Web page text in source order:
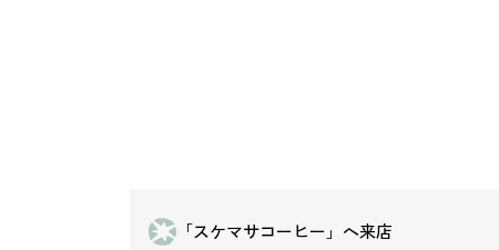
「スケマサコーヒー」へ来店